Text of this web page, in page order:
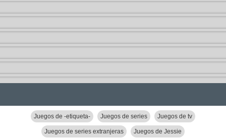
Juegos de -etiqueta- Juegos de series Juegos de tv
Juegos de series extranjeras Juegos de Jessie